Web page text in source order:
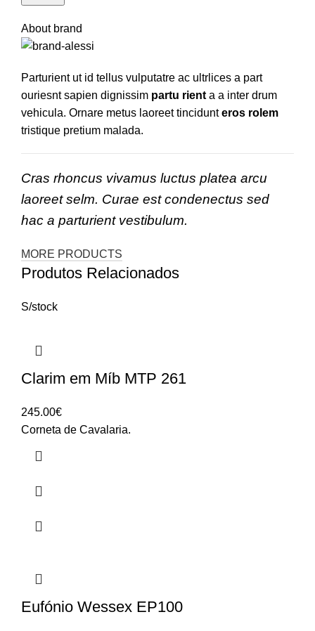
About brand
Parturient ut id tellus vulputatre ac ultrlices a part
ouriesnt sapien dignissim partu rient a a inter drum
vehicula. Ornare metus laoreet tincidunteros rolem
tristique pretium malada.
Cras rhoncus vivamus luctus platea arcu
laoreet selm. Curae est condenectus sed
hac a parturient vestibulum.
MORE PRODUCTS
Produtos Relacionados
S/stock
Clarim em Míb MTP 261
245.00€
Corneta de Cavalaria.
Eufónio Wessex EP100